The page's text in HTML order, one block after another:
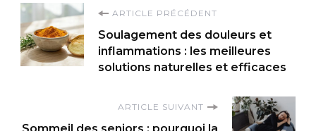
Navigation
d'article
ARTICLE PRÉCÉDENT
Soulagement des douleurs et
inflammations : les meilleures
solutions naturelles et efficaces
ARTICLE SUIVANT